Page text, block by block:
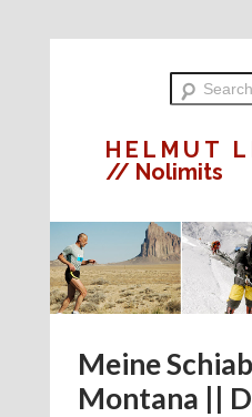
HELMUT
// Nolimits
Meine
Montana ||